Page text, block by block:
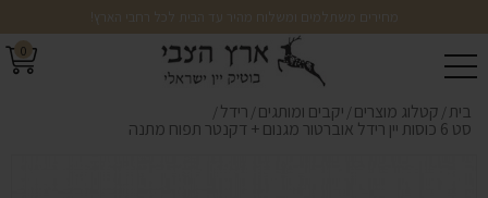
מחירים משתלמים ומשלוח מהיר עד הבית לכל רחבי הארץ!
0
בית/ קטלוג מוצרים/ יקבים ומותגים/ רידל/
סט 6 כוסות יין רידל אוברטור מגנום + דקנטר תפוח מתנה